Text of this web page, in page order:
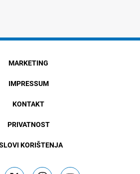
MARKETING
IMPRESSUM
KONTAKT
PRIVATNOST
KORIŠTENJA